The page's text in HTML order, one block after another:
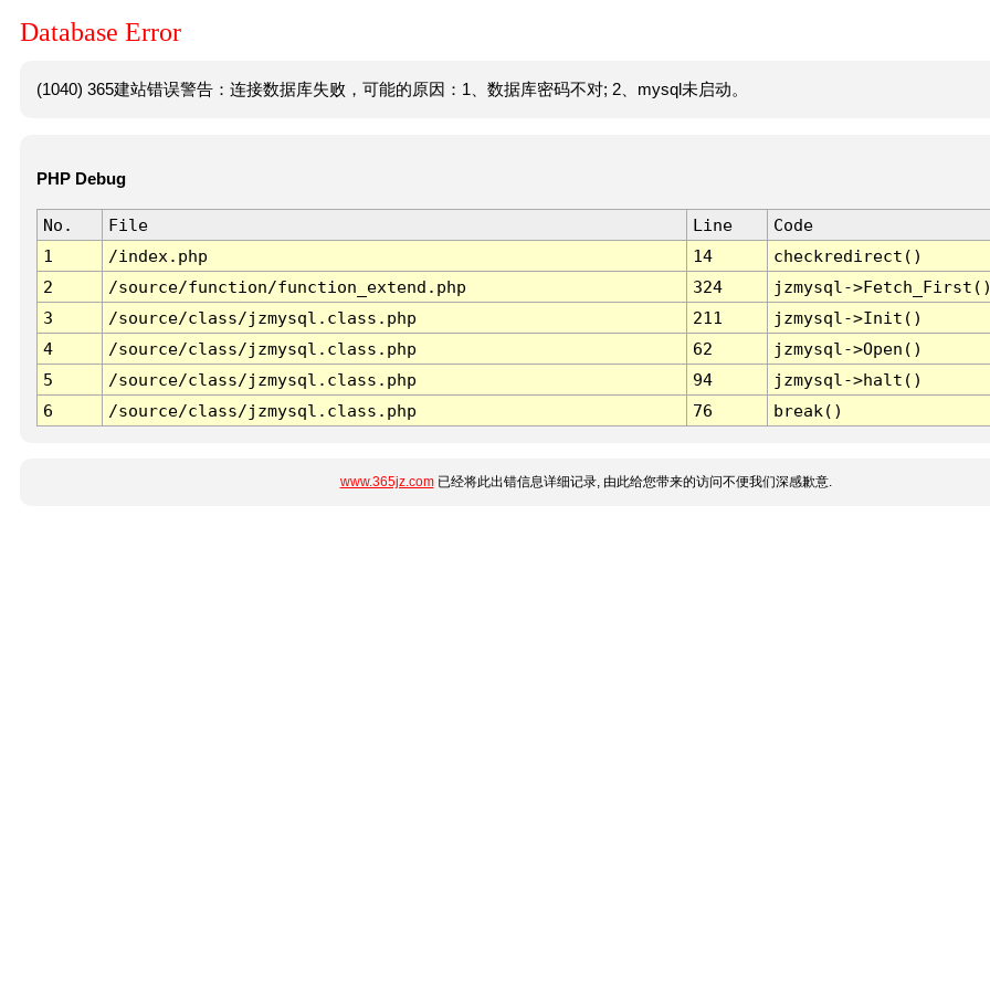
Database Error
(1040) 365建站错误警告：连接数据库失败，可能的原因：1、数据库密码不对; 2、mysql未启动。
PHP Debug
No. File Line
Code
1
/index.php 14
checkredirect()
2
/source/function/function_extend.php 324
jzmysql-
3
/source/class/jzmysql.class.php 211
jzmysql->Init()
4
/source/class/jzmysql.class.php 62
jzmysql->Open()
5
/source/class/jzmysql.class.php 94
jzmysql->halt()
6
/source/class/jzmysql.class.php 76 break()
www.365jz.com已经将此出错信息详细记录, 由此给您带来的访问不便我们深感歉意.